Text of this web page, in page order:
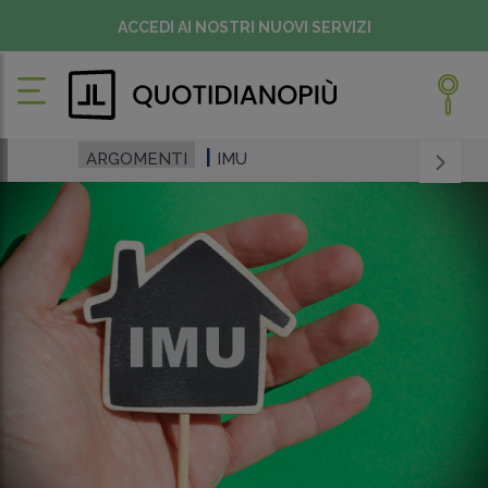
ACCEDI AI NOSTRI NUOVI SERVIZI
ARGOMENTI IMU